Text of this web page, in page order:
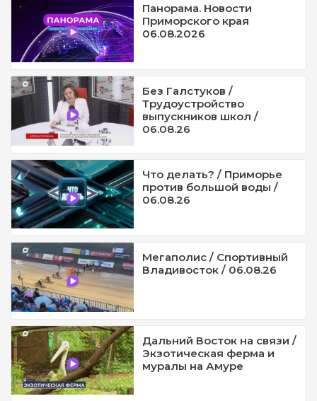
Панорама. Новости
Приморского края
06.08.2026
Без Галстуков /
Трудоустройство
выпускников школ /
06.08.26
Что делать? / Приморье
против большой воды /
06.08.26
Мегаполис / Спортивный
Владивосток / 06.08.26
Дальний Восток на связи /
Экзотическая ферма и
муралы на Амуре